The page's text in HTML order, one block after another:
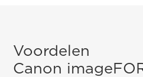
Voordelen
Canon